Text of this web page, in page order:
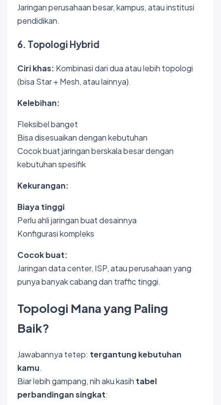
Jaringan perusahaan besar, kampus, atau institusi
pendidikan.
6. Topologi Hybrid
Ciri khas: Kombinasi dari dua atau lebih topologi
(bisa Star + Mesh, atau lainnya).
Kelebihan:
Fleksibel banget
Bisa disesuaikan dengan kebutuhan
Cocok buat jaringan berskala besar dengan
kebutuhan spesifik
Kekurangan:
Biaya tinggi
Perlu ahli jaringan buat desainnya
Konfigurasi kompleks
Cocok buat:
Jaringan data center, ISP, atau perusahaan yang
punya banyak cabang dan traffic tinggi.
Topologi Mana yang Paling
Baik?
Jawabannya tetep: tergantung kebutuhan
kamu.
Biar lebih gampang, nih aku kasih tabel
perbandingan singkat: